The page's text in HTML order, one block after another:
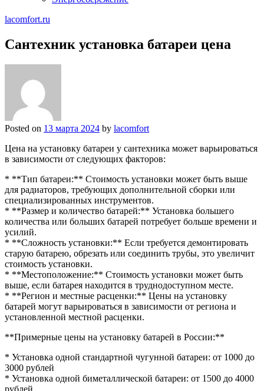
lacomfort.ru
Сантехник установка батареи цена
Posted on 13 марта 2024 by lacomfort
Цена на установку батареи у сантехника может варьироваться
в зависимости от следующих факторов:
* **Тип батареи:** Стоимость установки может быть выше
для радиаторов, требующих дополнительной сборки или
специализированных инструментов.
* **Размер и количество батарей:** Установка большего
количества или больших батарей потребует больше времени и
усилий.
* **Сложность установки:** Если требуется демонтировать
старую батарею, обрезать или соединить трубы, это увеличит
стоимость установки.
* **Местоположение:** Стоимость установки может быть
выше, если батарея находится в труднодоступном месте.
* **Регион и местные расценки:** Цены на установку
батарей могут варьироваться в зависимости от региона и
установленной местной расценки.
**Примерные цены на установку батарей в России:**
* Установка одной стандартной чугунной батареи: от 1000 до
3000 рублей
* Установка одной биметаллической батареи: от 1500 до 4000
рублей